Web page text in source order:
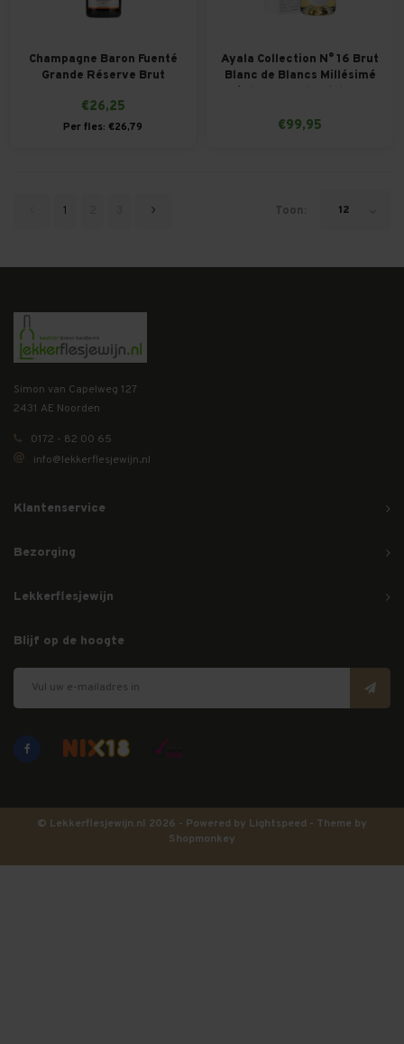
Champagne Baron Fuenté
Grande Réserve Brut
€26,25
Per fles: €26,79
Ayala Collection N° 16 Brut
Blanc de Blancs Millésimé
€99,95
1 Toon: 12
Simon van Capelweg 127
2431 AE Noorden
0172 - 82 00 65
info@lekkerflesjewijn.nl
Klantenservice
Bezorging
Lekkerflesjewijn
Blijf op de hoogte
© Lekkerflesjewijn.nl 2026 - Powered by Lightspeed - Theme by
Shopmonkey